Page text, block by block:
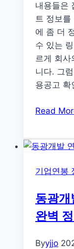
내용들은
트 정보를
에 좀 더
수 있는
르게 회사
니다. 그
용공고
Read
기업연봉
동광개
완벽 정
Byyjjo